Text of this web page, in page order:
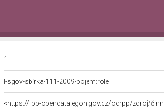
1
l-sgov-sbírka-111-2009-pojem:role
<https://rpp-opendata.egon.gov.cz/odrpp/zdroj/